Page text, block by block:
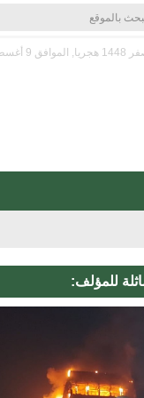
للمؤلف: